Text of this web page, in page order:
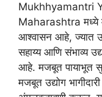
Mukhhyamantri
Maharashtra मध्ये
आश्वासन आहे, ज्यात
सहाय्य आणि संभाव्य
आहे. मजबूत पायाभूत
मजबूत उद्योग